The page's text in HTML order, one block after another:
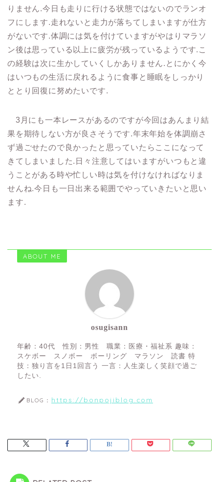
りません.今日も走りに行ける状態ではないのでランオ
フにします.走れないと走力が落ちてしまいますが仕方
がないです.体調には気を付けていますがやはりマラソ
ン後は思っている以上に疲労が残っているようです.こ
の経験は次に生かしていくしかありません.とにかく今
はいつもの生活に戻れるように食事と睡眠をしっかり
ととり回復に努めたいです.
3月にも一本レースがあるのですが今回はあんまり結
果を期待しない方が良さそうです.年末年始を体調崩さ
ず過ごせたので良かったと思っていたらここになって
きてしまいました.日々注意してはいますがいつもと違
うことがある時や忙しい時は気を付けなければなりま
せんね.今日も一日出来る範囲でやっていきたいと思い
ます.
ABOUT ME
osugisann
年齢：40代 性別：男性 職業：医療・福祉系 趣味：
スケボー スノボー ボーリング マラソン 読書 特
技：独り言を1日1回言う 一言：人生楽しく笑顔で過ご
したい.
BLOG： https://bonpojiblog.com